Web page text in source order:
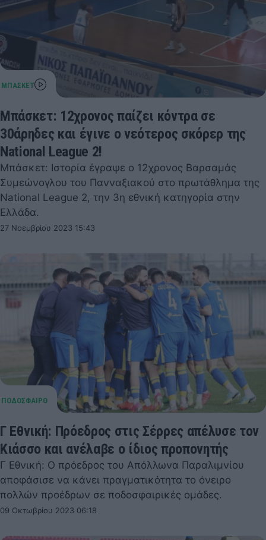
Μπάσκετ: 12χρονος παίζει κόντρα σε
30άρηδες και έγινε ο νεότερος σκόρερ της
National League 2!
Μπάσκετ: Ιστορία έγραψε ο 12χρονος Βαρσαμάς
Συμεώνογλου του Πανναξιακού στο πρωτάθλημα της
National League 2, την 3η εθνική κατηγορία στην
Ελλάδα.
27 Νοεμβρίου 2023 15:43
Γ Εθνική: Πρόεδρος στις Σέρρες απέλυσε τον
Κιάσσο και ανέλαβε ο ίδιος προπονητής
Γ Εθνική: Ο πρόεδρος του Απόλλωνα Παραλιμνίου
αποφάσισε να κάνει πραγματικότητα το όνειρο
πολλών προέδρων σε ποδοσφαιρικές ομάδες.
09 Οκτωβρίου 2023 06:18